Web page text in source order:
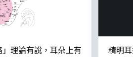
理論有說，耳朵上有
精明